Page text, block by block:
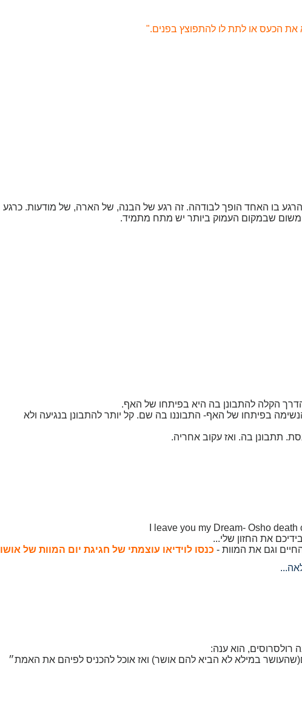
את הכעס או לתת לו להתפוצץ בפנים."
הרגע בו האחד הופך לבודהה. זה רגע של הבנה, של הארה, של מודעות. כרגע
משום שבמקום העמוק ביותר יש מתח מתמיד.
הקלה להתבונן בה היא בפיתחו של האף.
בפיתחו של האף- התבוננו בה שם. קל יותר להתבונן בנגיעה ולא
תתבונן בה. ואז עקוב אחריה.
I leave you my Dream- Osho death
את החזון שלי...
וגם את המוות - כנסו לוידיאו עוצמתי של חגיגת יום המוות של אושו
רולסרוסים, הוא ענה:
במילא לא הביא להם אושר) ואז אוכל להכניס לפיהם את האמת״